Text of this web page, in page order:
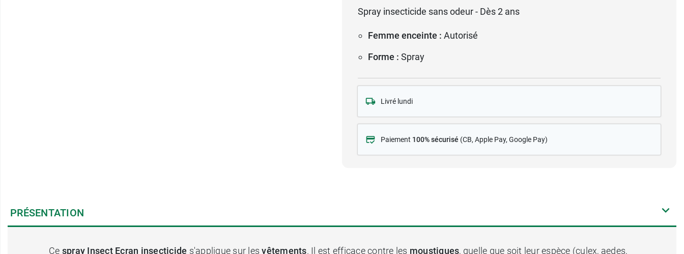
Spray insecticide sans odeur - Dès 2 ans
Femme enceinte : Autorisé
Forme : Spray
Livré lundi
Paiement 100% sécurisé (CB, Apple Pay, Google Pay)
PRÉSENTATION
Ce spray Insect Ecran insecticide s'applique sur lesvêtements. Il est efficace contre les moustiques, quelle que soit leur espèce (culex, aedes,